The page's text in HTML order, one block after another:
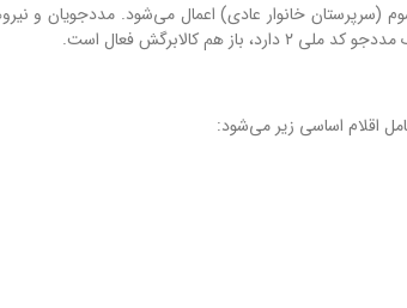
(سرپرستان خانوار عادی) اعمال می‌شود. مددجویان و
کالابرگش فعال است.
اقلام اساسی زیر می‌شود: